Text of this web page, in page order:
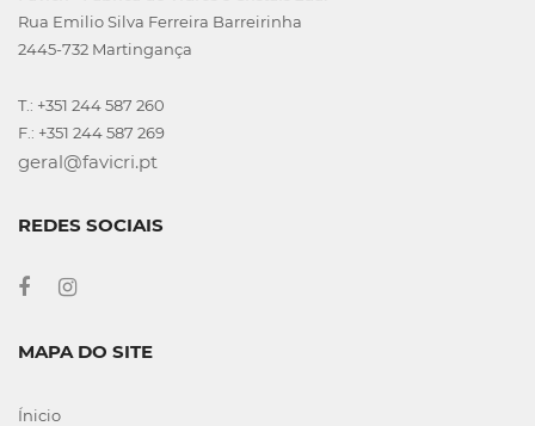
Rua Emilio Silva Ferreira Barreirinha
2445-732 Martingança
T.: +351 244 587 260
F.: +351 244 587 269
geral@favicri.pt
REDES SOCIAIS
MAPA DO SITE
Ínicio